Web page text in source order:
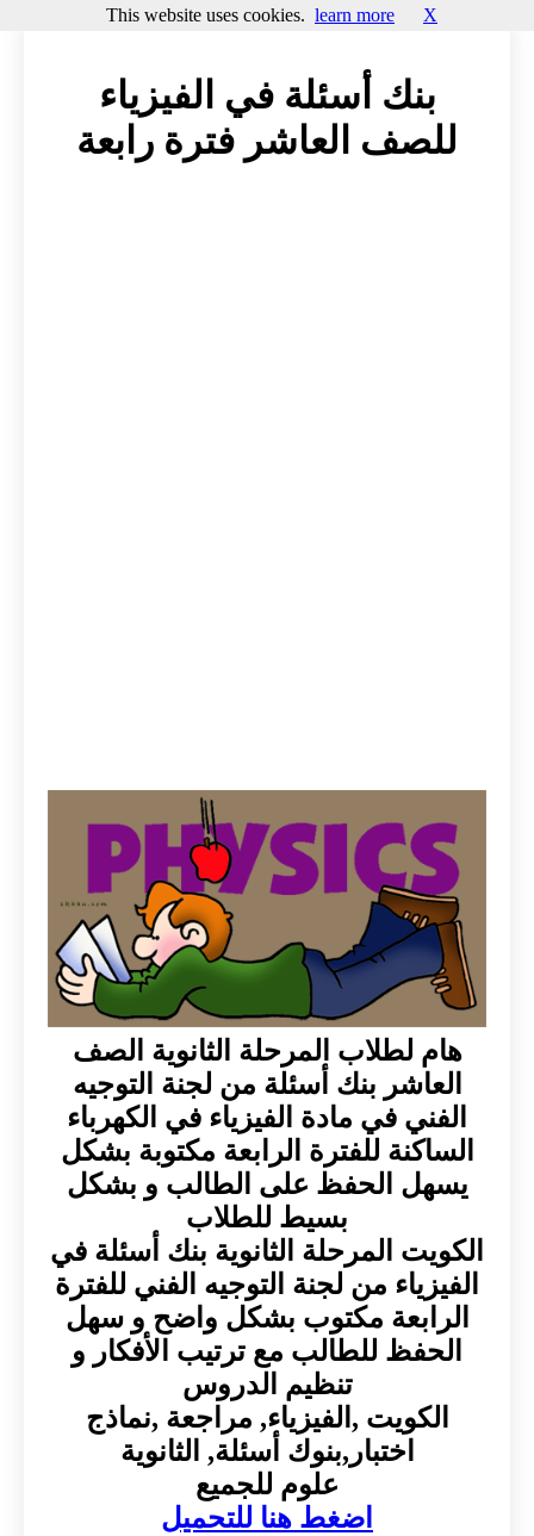
بنك أسئلة في الفيزياء
للصف العاشر فترة رابعة
هام لطلاب المرحلة الثانوية الصف
العاشر بنك أسئلة من لجنة التوجيه
الفني في مادة الفيزياء في الكهرباء
الساكنة للفترة الرابعة مكتوبة بشكل
يسهل الحفظ على الطالب و بشكل
بسيط للطلاب
الكويت المرحلة الثانوية بنك أسئلة في
الفيزياء من لجنة التوجيه الفني للفترة
الرابعة مكتوب بشكل واضح و سهل
الحفظ للطالب مع ترتيب الأفكار و
تنظيم الدروس
الكويت ,الفيزياء, مراجعة ,نماذج
اختبار,بنوك أسئلة, الثانوية
علوم للجميع
اضغط هنا للتحميل
This website uses cookies. learn more X